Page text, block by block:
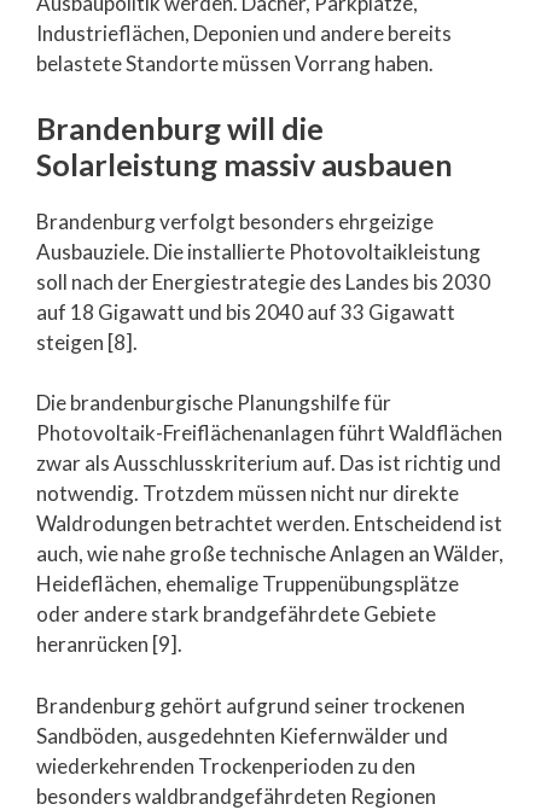
Industrieflächen, Deponien und andere bereits
belastete Standorte müssen Vorrang haben.
Brandenburg will die
Solarleistung massiv ausbauen
Brandenburg verfolgt besonders ehrgeizige
Ausbauziele. Die installierte Photovoltaikleistung
soll nach der Energiestrategie des Landes bis 2030
auf 18 Gigawatt und bis 2040 auf 33 Gigawatt
steigen [8].
Die brandenburgische Planungshilfe für
Photovoltaik-Freiflächenanlagen führt Waldflächen
zwar als Ausschlusskriterium auf. Das ist richtig und
notwendig. Trotzdem müssen nicht nur direkte
Waldrodungen betrachtet werden. Entscheidend ist
auch, wie nahe große technische Anlagen an Wälder,
Heideflächen, ehemalige Truppenübungsplätze
oder andere stark brandgefährdete Gebiete
heranrücken [9].
Brandenburg gehört aufgrund seiner trockenen
Sandböden, ausgedehnten Kiefernwälder und
wiederkehrenden Trockenperioden zu den
besonders waldbrandgefährdeten Regionen